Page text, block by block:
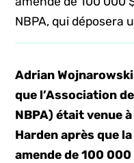
NBPA, qui déposera
Adrian
que l’Association
NBPA) était venue
Harden après que
amende de 100